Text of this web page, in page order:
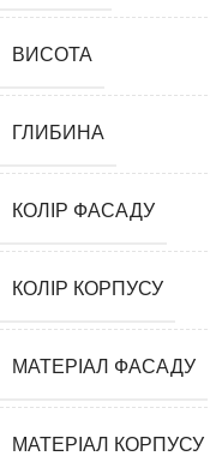
ВИСОТА
ГЛИБИНА
КОЛІР ФАСАДУ
КОЛІР КОРПУСУ
МАТЕРІАЛ ФАСАДУ
МАТЕРІАЛ КОРПУСУ